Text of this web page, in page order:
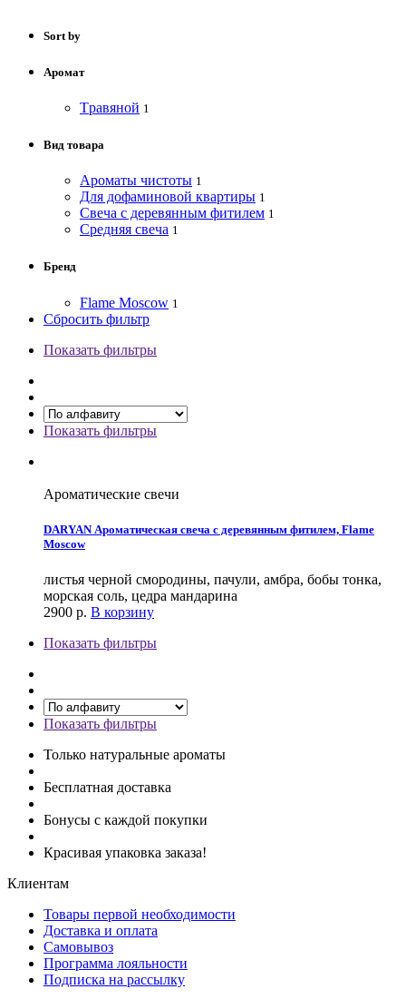
Sort by
Аромат
Tравяной 1
Вид товара
Ароматы чистоты 1
Для дофаминовой квартиры 1
Свеча с деревянным фитилем 1
Средняя свеча 1
Бренд
Flame Moscow 1
Сбросить фильтр
Показать фильтры
Показать фильтры
Ароматические свечи
DARYAN Ароматическая свеча с деревянным фитилем, Flame
Moscow
листья черной смородины, пачули, амбра, бобы тонка,
морская соль, цедра мандарина
2900 р. В корзину
Показать фильтры
Показать фильтры
Только натуральные ароматы
Бесплатная доставка
Бонусы с каждой покупки
Красивая упаковка заказа!
Клиентам
Товары первой необходимости
Доставка и оплата
Самовывоз
Программа лояльности
Подписка на рассылку